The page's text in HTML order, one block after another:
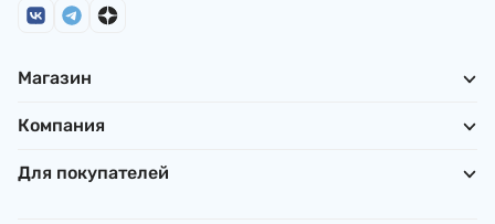
Магазин
Компания
Для покупателей